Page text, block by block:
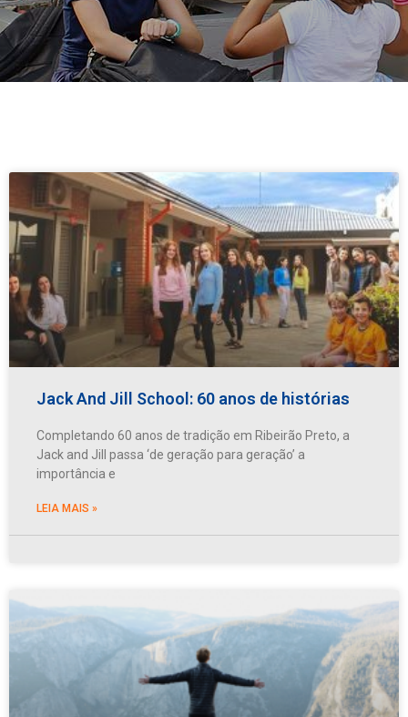
Jack And Jill School: 60 anos de histórias
Completando 60 anos de tradição em Ribeirão Preto, a
Jack and Jill passa ‘de geração para geração’ a
importância e
LEIA MAIS »